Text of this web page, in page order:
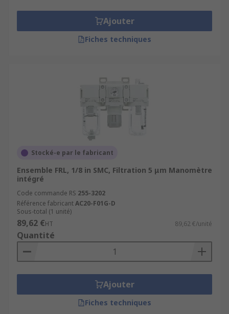
Ajouter
Fiches techniques
Stocké-e par le fabricant
Ensemble FRL, 1/8 in SMC, Filtration 5 μm Manomètre
intégré
Code commande RS 255-3202
Référence fabricantAC20-F01G-D
Sous-total (1 unité)
89,62 €HT 89,62 €/unité
Quantité
Ajouter
Fiches techniques